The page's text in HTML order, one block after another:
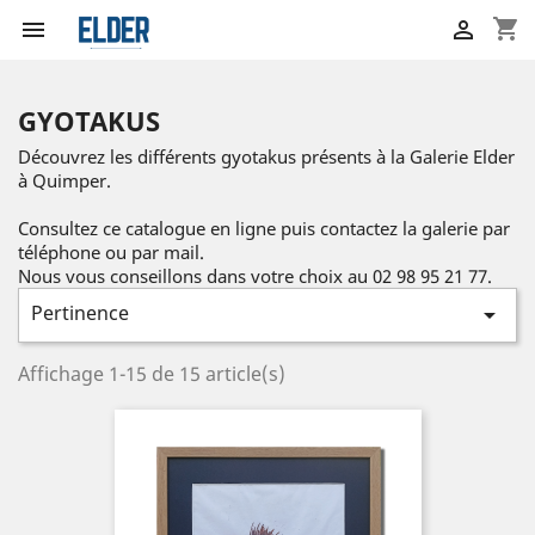
 shopping_cart

GYOTAKUS
Découvrez les différents gyotakus présents à la Galerie Elder
à Quimper.
Consultez ce catalogue en ligne puis contactez la galerie par
téléphone ou par mail.
Nous vous conseillons dans votre choix au 02 98 95 21 77.
Pertinence 
Affichage 1-15 de 15 article(s)